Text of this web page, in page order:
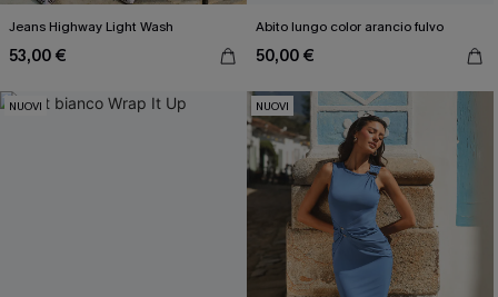
Jeans Highway Light Wash
53,00 €
Abito lungo color arancio fulvo
50,00 €
NUOVI NUOVI